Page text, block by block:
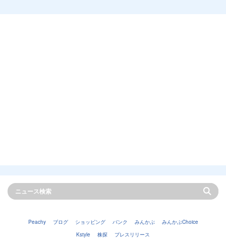
Peachy ブログ ショッピング バンク みんかぶ
みんかぶChoice
Kstyle
株探 プレスリリース